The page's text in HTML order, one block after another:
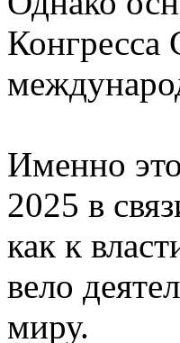
Именно
2025 в
как к
вело
миру.